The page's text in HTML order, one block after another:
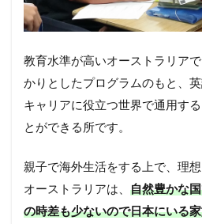
教育水準が高いオーストラリア
かりとしたプログラムのもと、
キャリアに役立つ世界で通用す
とができる所です。
親子で海外生活をする上で、理
オーストラリアは、 自然豊かな
の時差も少ないので日本にいる